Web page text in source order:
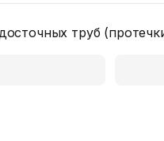
труб